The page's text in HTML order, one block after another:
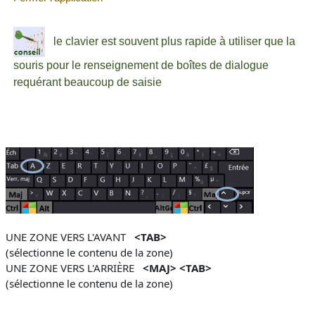
le clavier est souvent plus rapide à utiliser que la
souris pour le renseignement de boîtes de dialogue
requérant beaucoup de saisie
UNE ZONE VERS L'AVANT <TAB>
(sélectionne le contenu de la zone)
UNE ZONE VERS L'ARRIÈRE <MAJ> <TAB>
(sélectionne le contenu de la zone)